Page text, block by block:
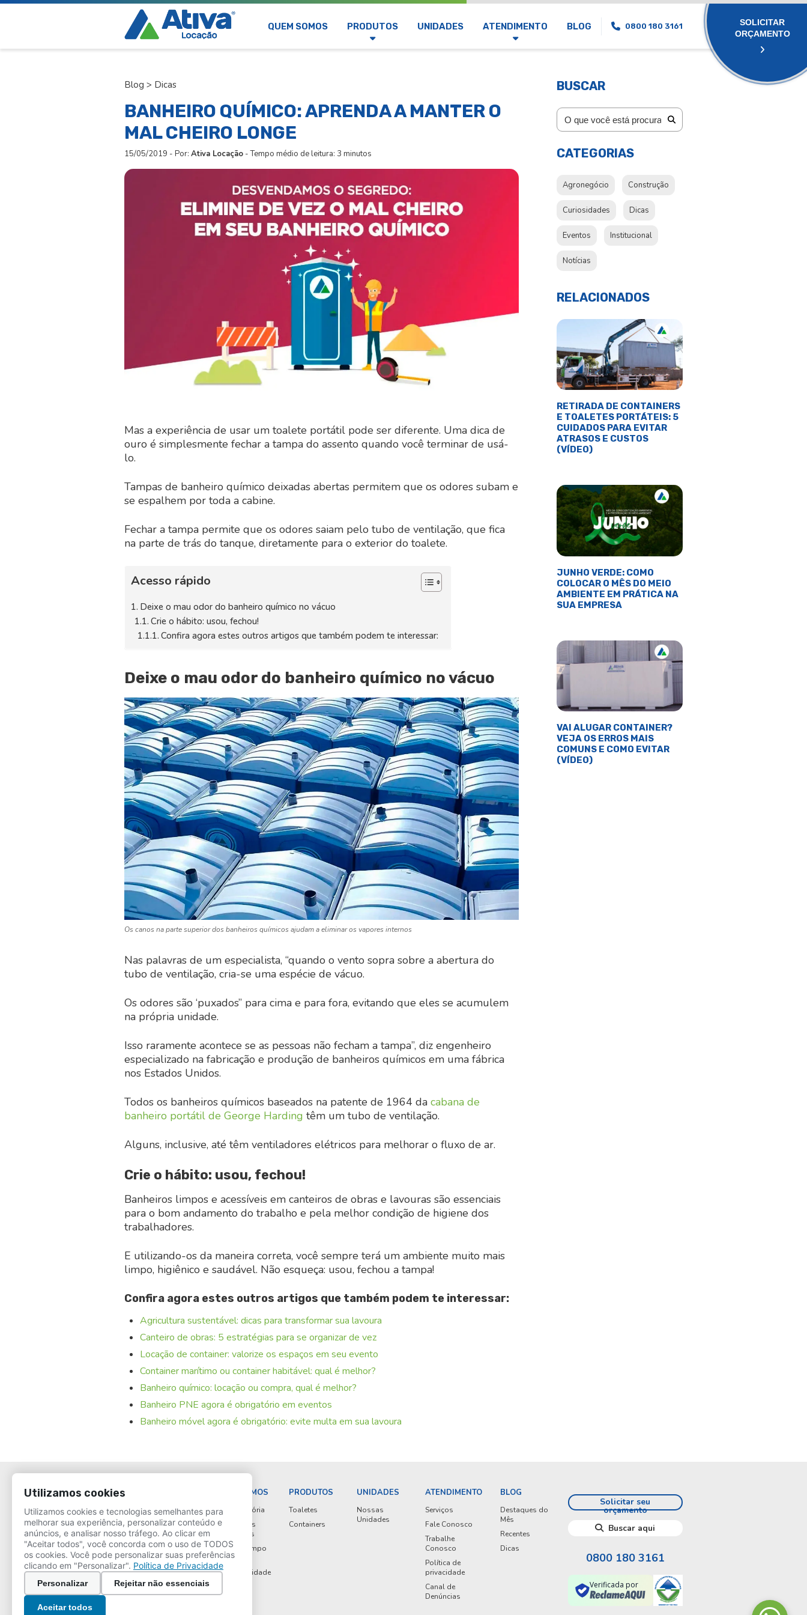
QUEM SOMOS PRODUTOS UNIDADES ATENDIMENTO BLOG 0800 180 3161
SOLICITAR
ORÇAMENTO
Blog > Dicas
BANHEIRO QUÍMICO: APRENDA A MANTER O
MAL CHEIRO LONGE
15/05/2019 - Por: Ativa Locação -Tempo médio de leitura: 3 minutos
Mas a experiência de usar um toalete portátil pode ser diferente. Uma dica de
ouro é simplesmente fechar a tampa do assento quando você terminar de usá-
lo.
Tampas de banheiro químico deixadas abertas permitem que os odores subam e
se espalhem por toda a cabine.
Fechar a tampa permite que os odores saiam pelo tubo de ventilação, que fica
na parte de trás do tanque, diretamente para o exterior do toalete.
Acesso rápido
Deixe o mau odor do banheiro químico no vácuo
Crie o hábito: usou, fechou!
Confira agora estes outros artigos que também podem te interessar:
Deixe o mau odor do banheiro químico no vácuo
Os canos na parte superior dos banheiros químicos ajudam a eliminar os vapores internos
Nas palavras de um especialista, “quando o vento sopra sobre a abertura do
tubo de ventilação, cria-se uma espécie de vácuo.
Os odores são ‘puxados” para cima e para fora, evitando que eles se acumulem
na própria unidade.
Isso raramente acontece se as pessoas não fecham a tampa”, diz engenheiro
especializado na fabricação e produção de banheiros químicos em uma fábrica
nos Estados Unidos.
Todos os banheiros químicos baseados na patente de 1964 da cabana de
banheiro portátil de George Harding têm um tubo de ventilação.
Alguns, inclusive, até têm ventiladores elétricos para melhorar o fluxo de ar.
Crie o hábito: usou, fechou!
Banheiros limpos e acessíveis em canteiros de obras e lavouras são essenciais
para o bom andamento do trabalho e pela melhor condição de higiene dos
trabalhadores.
E utilizando-os da maneira correta, você sempre terá um ambiente muito mais
limpo, higiênico e saudável. Não esqueça: usou, fechou a tampa!
Confira agora estes outros artigos que também podem te interessar:
Agricultura sustentável: dicas para transformar sua lavoura
Canteiro de obras: 5 estratégias para se organizar de vez
Locação de container: valorize os espaços em seu evento
Container marítimo ou container habitável: qual é melhor?
Banheiro químico: locação ou compra, qual é melhor?
Banheiro PNE agora é obrigatório em eventos
Banheiro móvel agora é obrigatório: evite multa em sua lavoura
BUSCAR
CATEGORIAS
Agronegócio Construção
Curiosidades Dicas
Eventos Institucional
Notícias
RELACIONADOS
RETIRADA DE CONTAINERS
E TOALETES PORTÁTEIS: 5
CUIDADOS PARA EVITAR
ATRASOS E CUSTOS
(VÍDEO)
JUNHO VERDE: COMO
COLOCAR O MÊS DO MEIO
AMBIENTE EM PRÁTICA NA
SUA EMPRESA
VAI ALUGAR CONTAINER?
VEJA OS ERROS MAIS
COMUNS E COMO EVITAR
(VÍDEO)
Redes Sociais:
QUEM SOMOS
Nossa História
História dos
Fundadores
Linha do tempo
Política de
Sustentabilidade
PRODUTOS
Toaletes
Containers
UNIDADES
Nossas
Unidades
ATENDIMENTO
Serviços
Fale Conosco
Trabalhe
Conosco
Política de
privacidade
Canal de
Denúncias
BLOG
Destaques do
Mês
Recentes
Dicas
Solicitar seu
orçamento
Buscar aqui
0800 180 3161
Verificada por
Utilizamos cookies
Utilizamos cookies e tecnologias semelhantes para
melhorar sua experiência, personalizar conteúdo e
anúncios, e analisar nosso tráfego. Ao clicar em
"Aceitar todos", você concorda com o uso de TODOS
os cookies. Você pode personalizar suas preferências
clicando em "Personalizar". Política de Privacidade
Personalizar Rejeitar não essenciais
Aceitar todos